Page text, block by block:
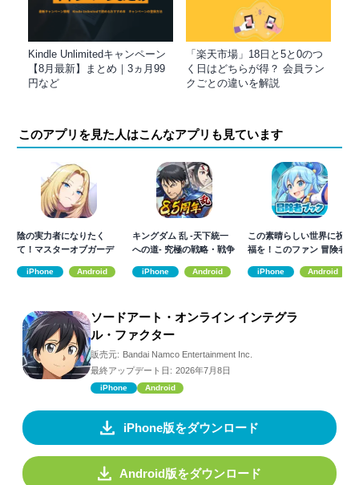
Kindle Unlimitedキャンペーン
【8月最新】まとめ｜3ヵ月99
円など
「楽天市場」18日と5と0のつ
く日はどちらが得？ 会員ラン
クごとの違いを解説
このアプリを見た人はこんなアプリも見ています
陰の実力者になりたく
て！マスターオブガーデ
iPhone Android
キングダム 乱 -天下統一
への道- 究極の戦略・戦争
iPhone Android
この素晴らしい世界に祝
福を！このファン 冒険者
iPhone Android
ソードアート・オンライン インテグラ
ル・ファクター
販売元: Bandai Namco Entertainment Inc.
最終アップデート日: 2026年7月8日
iPhone Android
iPhone版をダウンロード
Android版をダウンロード